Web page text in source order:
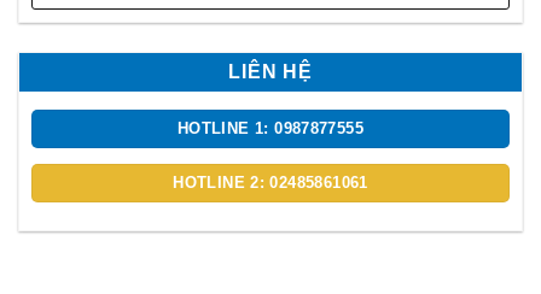
LIÊN HỆ
HOTLINE 1: 0987877555
HOTLINE 2: 02485861061